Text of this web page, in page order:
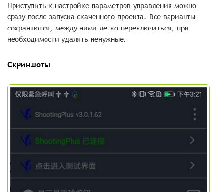
Приступить к настройке параметров управления можно
сразу после запуска скаченного проекта. Все варианты
сохраняются, между ними легко переключаться, при
необходимости удалять ненужные.
Скриншоты